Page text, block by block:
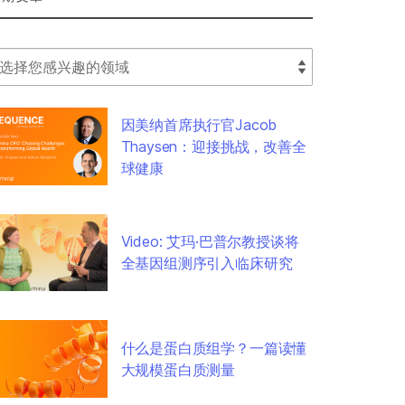
Filter
因美纳首席执行官Jacob
Thaysen：迎接挑战，改善全
球健康
Video: 艾玛·巴普尔教授谈将
全基因组测序引入临床研究
什么是蛋白质组学？一篇读懂
大规模蛋白质测量